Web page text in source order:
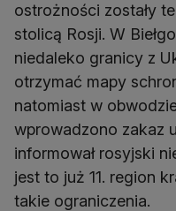
ostrożności zostały
stolicą Rosji. W
niedaleko granicy z
otrzymać mapy
natomiast w
wprowadzono zakaz
informował rosyjski
jest to już 11. region
takie ograniczenia.